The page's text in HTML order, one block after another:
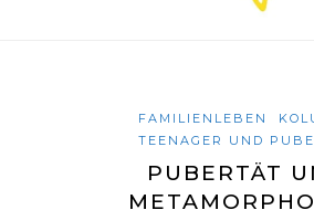
FAMILIENLEBEN
TEENAGER UND
PUBERTÄT